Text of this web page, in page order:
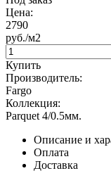
Цена:
2790
руб./м2
Купить
Производитель:
Fargo
Коллекция:
Parquet 4/0.5мм.
Описание и
Оплата
Доставка